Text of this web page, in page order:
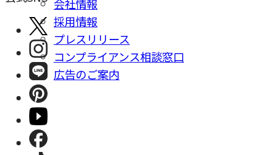
会社情報
採⽤情報
プレスリリース
コンプライアンス相談窓⼝
広告のご案内